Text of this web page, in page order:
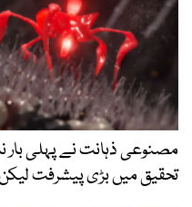
مصنوعی ذہانت نے پہلی بار
تحقیق میں بڑی پیشرفت